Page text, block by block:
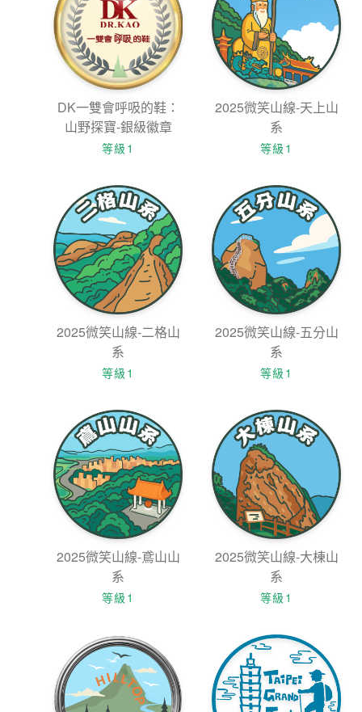
DK一雙會呼吸的鞋：
山野探寶-銀級徽章
等級1
2025微笑山線-天上山
系
等級1
2025微笑山線-二格山
系
等級1
2025微笑山線-五分山
系
等級1
2025微笑山線-鳶山山
系
等級1
2025微笑山線-大棟山
系
等級1